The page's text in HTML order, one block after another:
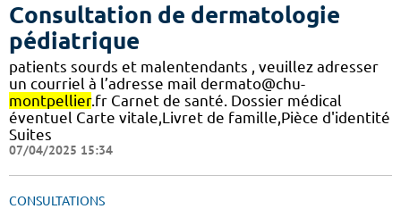
Consultation de dermatologie
pédiatrique
patients sourds et malentendants , veuillez adresser
un courriel à l’adresse mail dermato@chu-
montpellier.fr Carnet de santé. Dossier médical
éventuel Carte vitale,Livret de famille,Pièce d'identité
Suites
07/04/2025 15:34
CONSULTATIONS